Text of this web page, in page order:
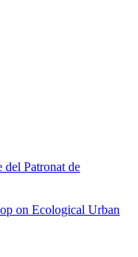
del Patronat de
on Ecological Urban